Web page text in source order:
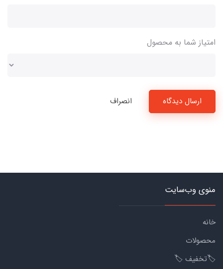
امتیاز شما به محصول
ارسال دیدگاه انصراف
منوی وب‌سایت
خانه
محصولات
🏷️تخفیف 🏷️